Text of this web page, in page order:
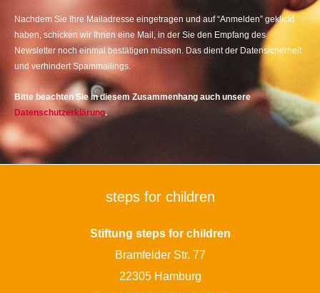
Nachdem Sie Ihre Mailadresse eingetragen und auf “Anmelden” geklickt
haben, schicken wir Ihnen eine Mail, in der Sie den Empfang des
Newsletter noch einmal bestätigen müssen. Das dient der Datensicherheit
und verhindert Spammailings.
Bitte beachten Sie in diesem Zusammenhang auch unsere
Datenschutzerklärung.
steps for children
Stiftung steps for children
Bramfelder Str. 77
22305 Hamburg